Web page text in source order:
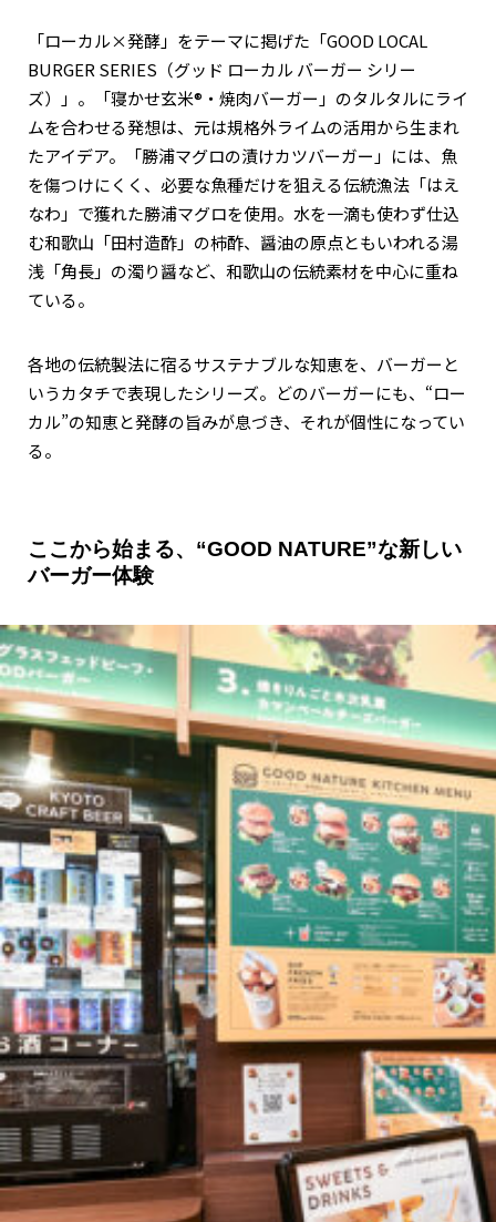
「ローカル×発酵」をテーマに掲げた「GOOD LOCAL
BURGER SERIES（グッド ローカル バーガー シリー
ズ）」。「寝かせ玄米®・焼肉バーガー」のタルタルにライ
ムを合わせる発想は、元は規格外ライムの活用から生まれ
たアイデア。「勝浦マグロの漬けカツバーガー」には、魚
を傷つけにくく、必要な魚種だけを狙える伝統漁法「はえ
なわ」で獲れた勝浦マグロを使用。水を一滴も使わず仕込
む和歌山「田村造酢」の柿酢、醤油の原点ともいわれる湯
浅「角長」の濁り醤など、和歌山の伝統素材を中心に重ね
ている。
各地の伝統製法に宿るサステナブルな知恵を、バーガーと
いうカタチで表現したシリーズ。どのバーガーにも、“ロー
カル”の知恵と発酵の旨みが息づき、それが個性になってい
る。
ここから始まる、“GOOD NATURE”な新しい
バーガー体験